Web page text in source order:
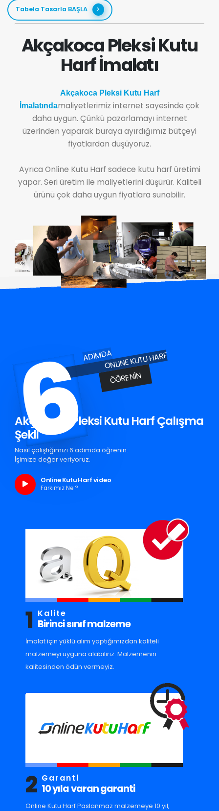
Tabela Tasarla BAŞLA
Akçakoca Pleksi Kutu
Harf İmalatı
Akçakoca Pleksi Kutu Harf
İmalatındamaliyetlerimiz internet sayesinde çok
daha uygun. Çünkü pazarlamayı internet
üzerinden yaparak buraya ayırdığımız bütçeyi
fiyatlardan düşüyoruz.
Ayrıca Online Kutu Harf sadece kutu harf üretimi
yapar. Seri üretim ile maliyetlerini düşürür. Kaliteli
ürünü çok daha uygun fiyatlara sunabilir.
6ADIMDAONLINE KUTU HARF
ÖĞRENIN
Akçakoca Pleksi Kutu Harf Çalışma
Şekli
Nasıl çalıştığımızı 6 adımda öğrenin.
İşimize değer veriyoruz.
Online Kutu Harf video
Farkımız Ne ?
1 Kalite
Birinci sınıf malzeme
İmalat için yüklü alım yaptığımızdan kaliteli
malzemeyi uyguna alabiliriz. Malzemenin
kalitesinden ödün vermeyiz.
2 Garanti
10 yıla varan garanti
Online Kutu Harf Paslanmaz malzemeye 10 yıl,